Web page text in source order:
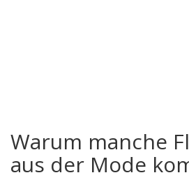
Warum manche
aus der Mode